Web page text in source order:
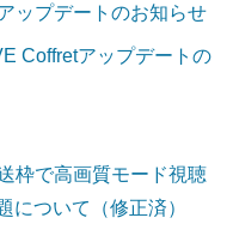
ップデートのお知らせ
Coffretアップデートの
枠で高画質モード視聴
について（修正済）